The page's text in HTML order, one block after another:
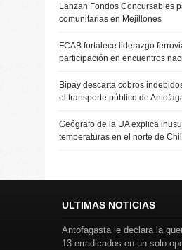
Lanzan Fondos Concursables
comunitarias en Mejillones
FCAB fortalece liderazgo
participación en encuentros
Bipay descarta cobros
el transporte público de
Geógrafo de la UA explica
temperaturas en el norte de
ULTIMAS NOTICIAS
Antofagasta le declara la
13 erradicados en un solo